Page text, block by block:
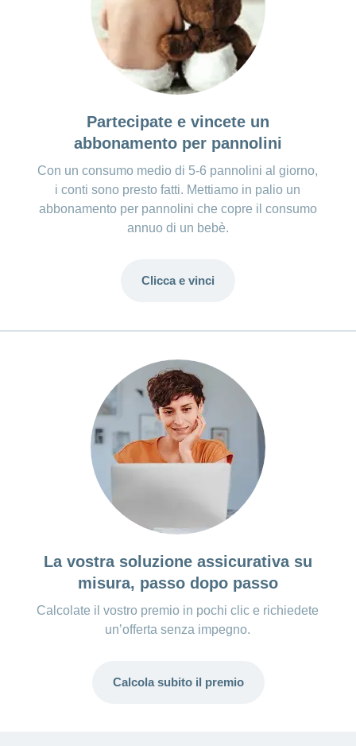
Partecipate e vincete un
abbonamento per pannolini
Con un consumo medio di 5-6 pannolini al giorno,
i conti sono presto fatti. Mettiamo in palio un
abbonamento per pannolini che copre il consumo
annuo di un bebè.
Clicca e vinci
La vostra soluzione assicurativa su
misura, passo dopo passo
Calcolate il vostro premio in pochi clic e richiedete
un’offerta senza impegno.
Calcola subito il premio